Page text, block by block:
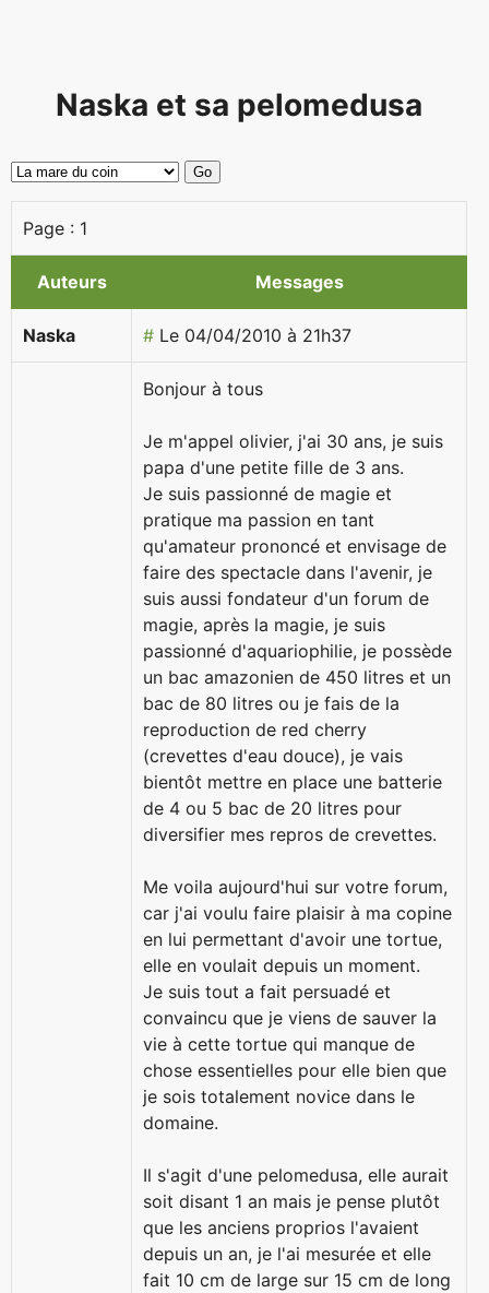
Naska et sa pelomedusa
Page : 1
Auteurs Messages
Naska # Le 04/04/2010 à 21h37
Bonjour à tous
Je m'appel olivier, j'ai 30 ans, je suis
papa d'une petite fille de 3 ans.
Je suis passionné de magie et
pratique ma passion en tant
qu'amateur prononcé et envisage de
faire des spectacle dans l'avenir, je
suis aussi fondateur d'un forum de
magie, après la magie, je suis
passionné d'aquariophilie, je possède
un bac amazonien de 450 litres et un
bac de 80 litres ou je fais de la
reproduction de red cherry
(crevettes d'eau douce), je vais
bientôt mettre en place une batterie
de 4 ou 5 bac de 20 litres pour
diversifier mes repros de crevettes.
Me voila aujourd'hui sur votre forum,
car j'ai voulu faire plaisir à ma copine
en lui permettant d'avoir une tortue,
elle en voulait depuis un moment.
Je suis tout a fait persuadé et
convaincu que je viens de sauver la
vie à cette tortue qui manque de
chose essentielles pour elle bien que
je sois totalement novice dans le
domaine.
Il s'agit d'une pelomedusa, elle aurait
soit disant 1 an mais je pense plutôt
que les anciens proprios l'avaient
depuis un an, je l'ai mesurée et elle
fait 10 cm de large sur 15 cm de long